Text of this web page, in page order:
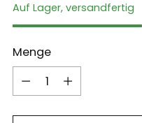
Auf Lager, versandfertig
Menge
Menge